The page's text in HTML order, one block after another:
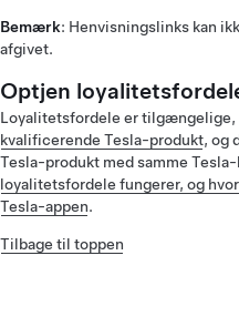
Bemærk: Henvisningslinks kan
afgivet.
Optjen
Loyalitetsfordele er tilgængelige,
kvalificerende Tesla-produkt, og
Tesla-produkt med samme
loyalitetsfordele fungerer, og
Tesla-appen.
Tilbage til toppen